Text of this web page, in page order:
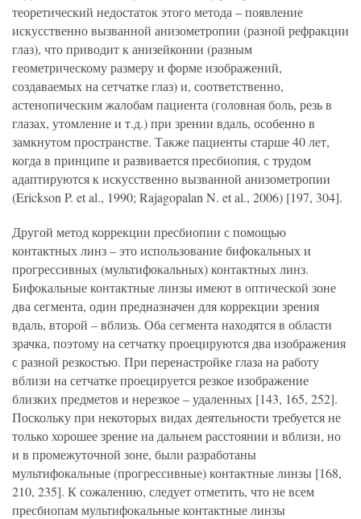
теоретический недостаток этого метода – появление
искусственно вызванной анизометропии (разной рефракции
глаз), что приводит к анизейконии (разным
геометрическому размеру и форме изображений,
создаваемых на сетчатке глаз) и, соответственно,
астенопическим жалобам пациента (головная боль, резь в
глазах, утомление и т.д.) при зрении вдаль, особенно в
замкнутом пространстве. Также пациенты старше 40 лет,
когда в принципе и развивается пресбиопия, с трудом
адаптируются к искусственно вызванной анизометропии
(Erickson P. et al., 1990; Rajagopalan N. et al., 2006) [197, 304].
Другой метод коррекции пресбиопии с помощью
контактных линз – это использование бифокальных и
прогрессивных (мультифокальных) контактных линз.
Бифокальные контактные линзы имеют в оптической зоне
два сегмента, один предназначен для коррекции зрения
вдаль, второй – вблизь. Оба сегмента находятся в области
зрачка, поэтому на сетчатку проецируются два изображения
с разной резкостью. При перенастройке глаза на работу
вблизи на сетчатке проецируется резкое изображение
близких предметов и нерезкое – удаленных [143, 165, 252].
Поскольку при некоторых видах деятельности требуется не
только хорошее зрение на дальнем расстоянии и вблизи, но
и в промежуточной зоне, были разработаны
мультифокальные (прогрессивные) контактные линзы [168,
210, 235]. К сожалению, следует отметить, что не всем
пресбиопам мультифокальные контактные линзы